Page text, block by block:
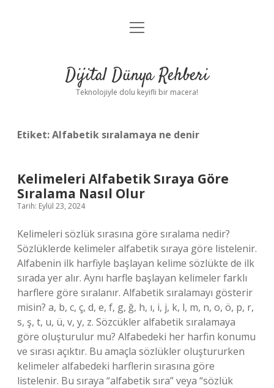
Anasayfa
Yasal Uyarı
menüyü
Dijital Dünya Rehberi
Teknolojiyle dolu keyifli bir macera!
Etiket:Alfabetik sıralamaya ne denir
Kelimeleri Alfabetik Sıraya Göre
Sıralama Nasıl Olur
Tarih: Eylül 23, 2024
Kelimeleri sözlük sırasına göre sıralama nedir?
Sözlüklerde kelimeler alfabetik sıraya göre listelenir.
Alfabenin ilk harfiyle başlayan kelime sözlükte de ilk
sırada yer alır. Aynı harfle başlayan kelimeler farklı
harflere göre sıralanır. Alfabetik sıralamayı gösterir
misin? a, b, c, ç, d, e, f, g, ğ, h, ı, i, j, k, l, m, n, o, ö, p, r,
s, ş, t, u, ü, v, y, z. Sözcükler alfabetik sıralamaya
göre oluşturulur mu? Alfabedeki her harfin konumu
ve sırası açıktır. Bu amaçla sözlükler oluştururken
kelimeler alfabedeki harflerin sırasına göre
listelenir. Bu sıraya “alfabetik sıra” veya “sözlük